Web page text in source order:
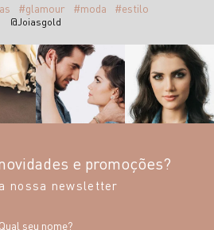
#glamour #moda #estilo
@Joiasgold
e promoções?
nossa newsletter
Qual seu nome?